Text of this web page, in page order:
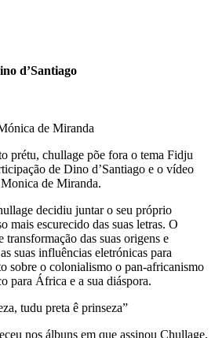
d’Santiago
de Miranda
prétu, chullage põe fora o tema Fidju
de Dino d’Santiago e o vídeo
de Miranda.
decidiu juntar o seu próprio
mais escurecido das suas letras. O
transformação das suas origens e
suas influências eletrónicas para
sobre o colonialismo o pan-africanismo
para África e a sua diáspora.
tudu preta ê prinseza”
nos álbuns em que assinou Chullage,